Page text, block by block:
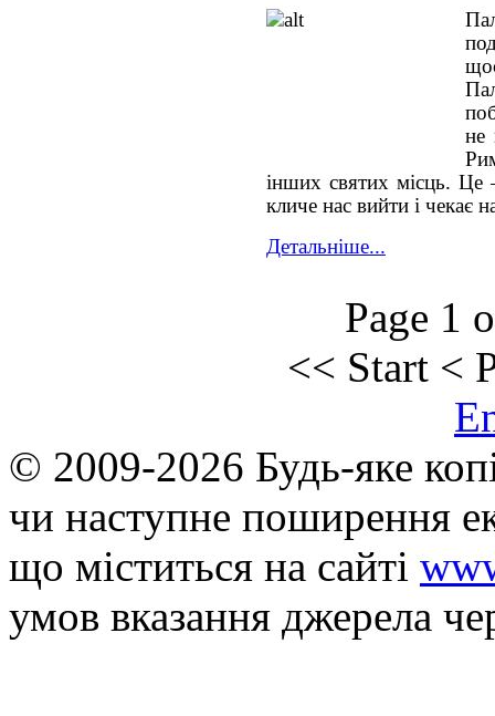
не
інших святих місць.
кличе нас вийти і чекає
Детальніше...
Page 1
<< Start <
© 2009-2026 Будь-яке
чи наступне поширення
що мiститься на сайті
умов вказання джерела